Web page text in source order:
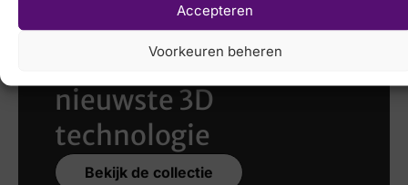
Accepteren
Voorkeuren beheren
Laat uw voeten
scannen met de
nieuwste 3D
technologie
Bekijk de collectie